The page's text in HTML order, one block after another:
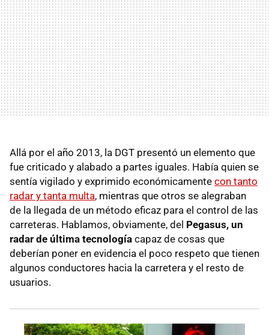
Allá por el año 2013, la DGT presentó un elemento que
fue criticado y alabado a partes iguales. Había quien se
sentía vigilado y exprimido económicamente con tanto
radar y tanta multa, mientras que otros se alegraban
de la llegada de un método eficaz para el control de las
carreteras. Hablamos, obviamente, del Pegasus, un
radar de última tecnología capaz de cosas que
deberían poner en evidencia el poco respeto que tienen
algunos conductores hacia la carretera y el resto de
usuarios.